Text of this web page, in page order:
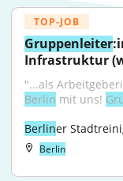
TOP-JOB
Gruppenleiter
Infrastruktur
Berlin mit uns!
Berliner
Berlin